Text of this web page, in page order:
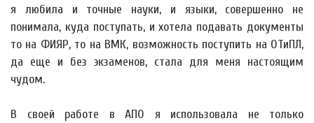
я любила и точные науки, и языки, совершенно не
понимала, куда поступать, и хотела подавать документы
то на ФИЯР, то на ВМК, возможность поступить на ОТиПЛ,
да еще и без экзаменов, стала для меня настоящим
чудом.
В своей работе в АПО я использовала не только